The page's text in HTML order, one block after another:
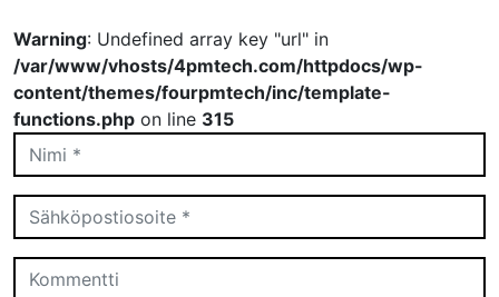
Warning: Undefined array key "url" in
/var/www/vhosts/4pmtech.com/httpdocs/wp-
content/themes/fourpmtech/inc/template-
functions.php on line 315